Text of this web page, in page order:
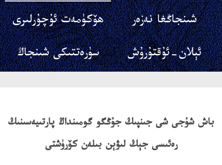
شىنجاڭغا نەزەر
ھۆكۈمەت ئۇچۇرلىرى
ئېلان-ئۇقتۇرۇش
سۈرەتتىكى شىنجاڭ
باش شۇجى شى جىنپىڭ جۇڭگو گومىنداڭ پارتىيەسىنىڭ
رەئىسى جېڭ لىۋېن بىلەن كۆرۈشتى